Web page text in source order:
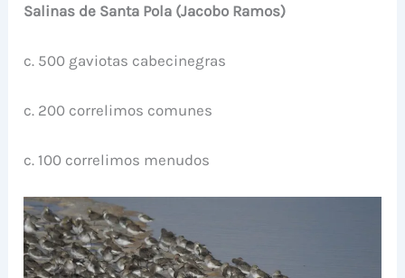
Salinas de Santa Pola (Jacobo Ramos)
c. 500 gaviotas cabecinegras
c. 200 correlimos comunes
c. 100 correlimos menudos